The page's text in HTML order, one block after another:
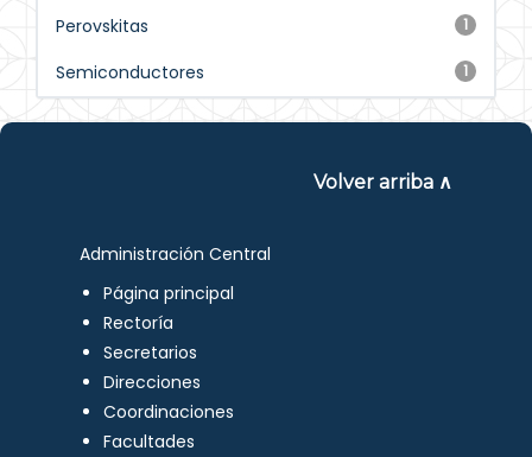
1
Perovskitas
1
Semiconductores
Volver arriba ∧
Administración Central
Página principal
Rectoría
Secretarios
Direcciones
Coordinaciones
Facultades